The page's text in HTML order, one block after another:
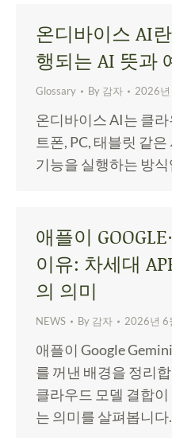
온디바이스 AI
행되는 AI 뜻과
Glossary By 감자 2026년
온디바이스 AI는 클
트폰, PC, 태블릿 같
기능을 실행하는 방
애플이
이유: 차세대
의 의미
NEWS By 감자 2026년 6
애플이 Google
를 꺼낸 배경을 정리
클라우드 모델 결합
는 의미를 살펴봅니다.